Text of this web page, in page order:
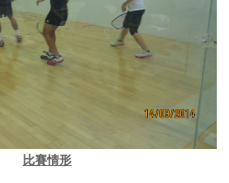
比賽情形